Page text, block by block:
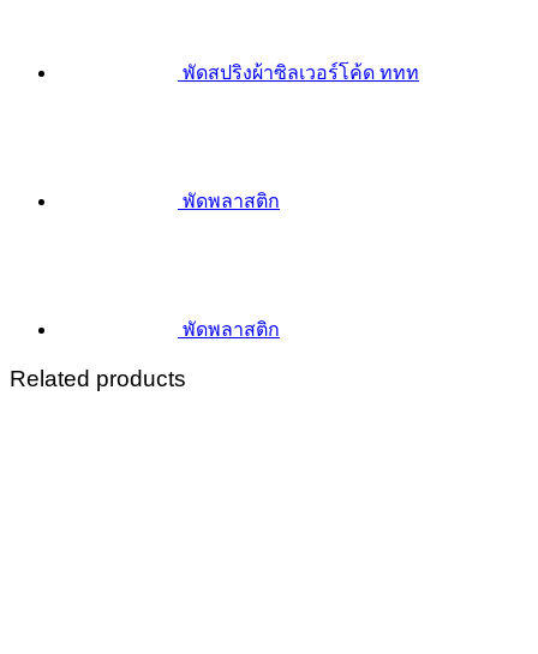
พัดสปริงผ้าซิลเวอร์โค้ด ททท
พัดพลาสติก
พัดพลาสติก
Related products